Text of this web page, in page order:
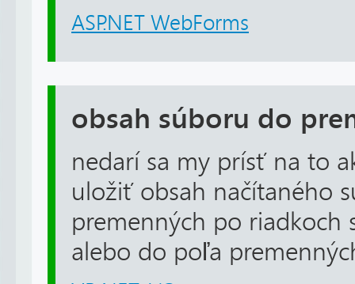
ASP.NET WebForms
obsah súboru do
nedarí sa my prísť na to
uložiť obsah načítaného
premenných po riadkoch
alebo do poľa